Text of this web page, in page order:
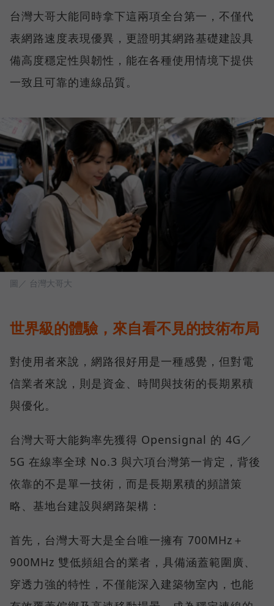
台灣大哥大能同時拿下這兩項全台第一，不僅代
表網路速度表現優異，更證明其網路基礎建設具
備高度穩定性與韌性，能在各種使用情境下提供
一致且可靠的連線品質。
圖／ 台灣大哥大
世界級的體驗，來自看不見的技術布局
對使用者來說，網路很好用是一種感覺，但對電
信業者來說，則是資金、時間與技術的長期累積
與優化。
台灣大哥大能夠率先獲得 Opensignal 的 4G／
5G 在線率全球 No.3 與六項台灣第一肯定，背後
依靠的不是單一技術，而是長期累積的頻譜策
略、基地台建設與網路架構：
首先，台灣大哥大是全台唯一擁有 700MHz＋
900MHz 雙低頻組合的業者，具備涵蓋範圍廣、
穿透力強的特性，不僅能深入建築物室內，也能